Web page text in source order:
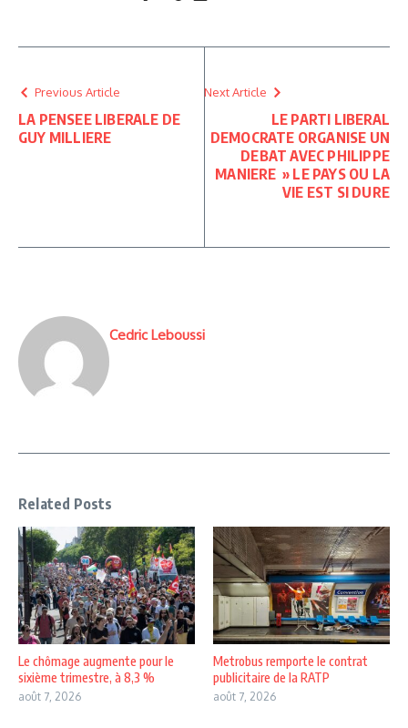
Previous Article
LA PENSEE LIBERALE DE
GUY MILLIERE
Next Article
LE PARTI LIBERAL
DEMOCRATE ORGANISE UN
DEBAT AVEC PHILIPPE
MANIERE » LE PAYS OU LA
VIE EST SI DURE
Cedric Leboussi
Related Posts
Le chômage augmente pour le
sixième trimestre, à 8,3 %
août 7, 2026
Metrobus remporte le contrat
publicitaire de la RATP
août 7, 2026